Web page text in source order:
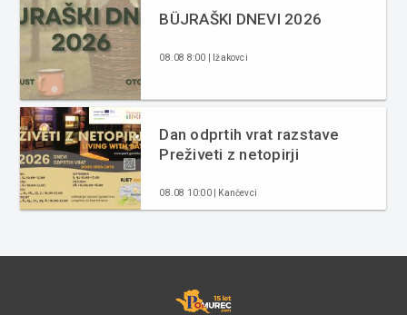
BÜJRAŠKI DNEVI 2026
08.08 8:00 | Ižakovci
Dan odprtih vrat razstave
Preživeti z netopirji
08.08 10:00 | Kančevci